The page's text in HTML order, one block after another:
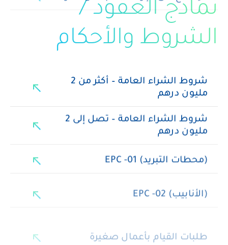
نماذج العقود /
الشروط والأحكام
شروط الشراء العامة – أكثر من 2
مليون درهم
north_east
شروط الشراء العامة – تصل إلى 2
مليون درهم
north_east
(محطات التبريد) EPC -01 north_east
طلبات القيام بالأعمال north_east